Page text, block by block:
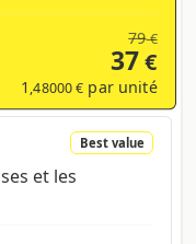
79€
37€
1 ,48000 € par unité
Best value
et les